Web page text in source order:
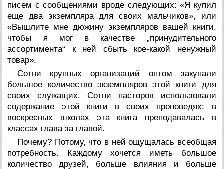
писем с сообщениями вроде следующих: «Я купил
еще два экземпляра для своих мальчиков», или
«Вышлите мне дюжину экземпляров вашей книги,
чтобы я мог в качестве „принудительного
ассортимента“ к ней сбыть кое-какой ненужный
товар».
Сотни крупных организаций оптом закупали
большое количество экземпляров этой книги для
своих служащих. Сотни пасторов использовали
содержание этой книги в своих проповедях: в
воскресных школах эта книга преподавалась в
классах глава за главой.
Почему? Потому, что в ней ощущалась всеобщая
потребность. Каждому хочется иметь большое
количество друзей, больше влияния и больше